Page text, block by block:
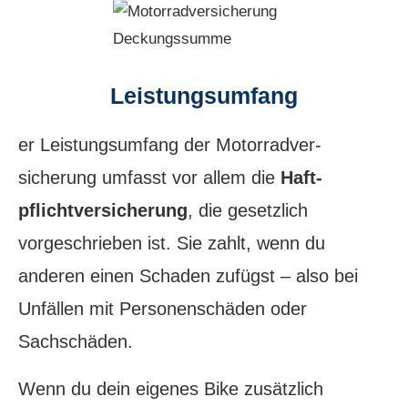
Leistungsumfang
er Leistungsumfang der Motor­rad­ver­
sicherung umfasst vor allem die Haft­
pflichtversicherung, die gesetzlich
vorgeschrieben ist. Sie zahlt, wenn du
anderen einen Schaden zufügst – also bei
Unfällen mit Per­sonenschäden oder
Sachschäden.
Wenn du dein eigenes Bike zusätzlich